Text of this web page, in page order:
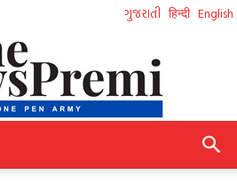
ગુજરાતી हिन्दी English